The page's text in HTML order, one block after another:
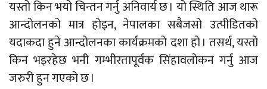
यस्तो किन भयो चिन्तन गर्नु अनिवार्य छ । यो स्थिति आज थारू
आन्दोलनको मात्र होइन, नेपालका सबैजसो उत्पीडितको
यदाकदा हुने आन्दोलनका कार्यक्रमको दशा हो । तसर्थ, यस्तो
किन भइरहेछ भनी गम्भीरतापूर्वक सिंहावलोकन गर्नु आज
जरुरी हुन गएको छ ।